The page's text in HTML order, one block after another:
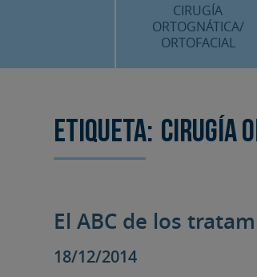
CIRUGÍA
ORTOGNÁTICA/
ORTOFACIAL
TRATAMIENTOS
SURGERY FIRST
PLANIFICACIÓN 3D
Etiqueta: Cirugía
El ABC de los
18/12/2014